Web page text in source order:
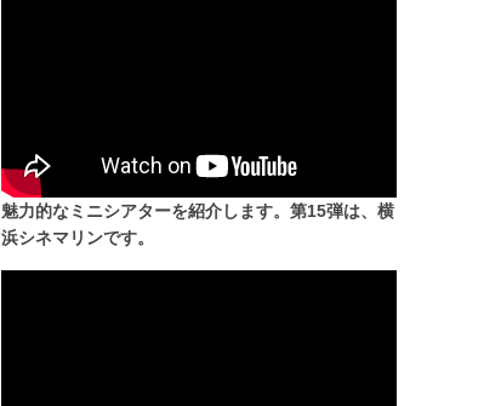
魅力的なミニシアターを紹介します。第15弾は、横
浜シネマリンです。